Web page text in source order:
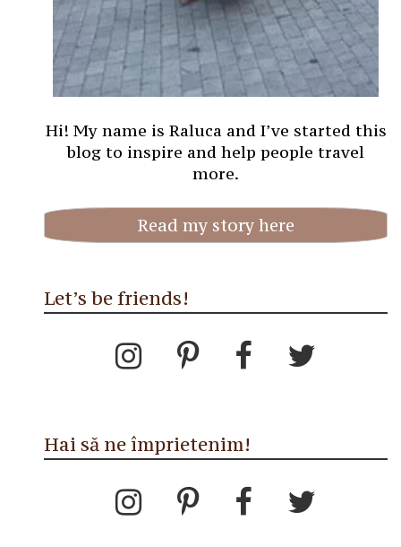
Hi! My name is Raluca and I’ve started this
blog to inspire and help people travel
more.
Read my story here
Let’s be friends!
Hai să ne împrietenim!